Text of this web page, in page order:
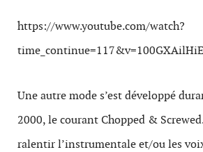
https://www.youtube.com/watch?
time_continue=117&v=100GXAilHiE
Une autre mode s’est développé
2000, le courant Chopped &
ralentir l’instrumentale et/ou les